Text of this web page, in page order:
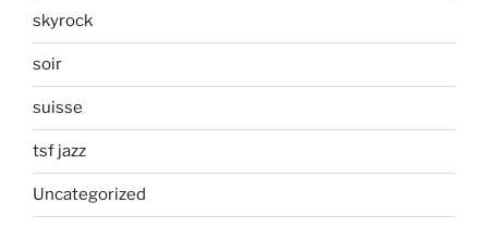
skyrock
soir
suisse
tsf jazz
Uncategorized